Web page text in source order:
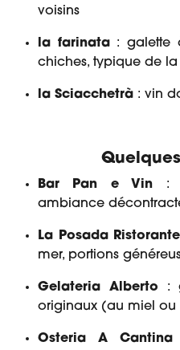
voisins
la farinata : galette
chiches, typique de
la Sciacchetrà : vin
Bar Pan e Vin :
ambiance
La Posada Ristorante
mer, portions
Gelateria Alberto :
originaux (au miel ou
Osteria A